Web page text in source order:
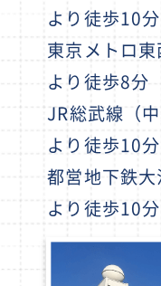
より徒歩10分
東京メトロ東
より徒歩8分
JR総武線（
より徒歩10分
都営地下鉄大
より徒歩10分